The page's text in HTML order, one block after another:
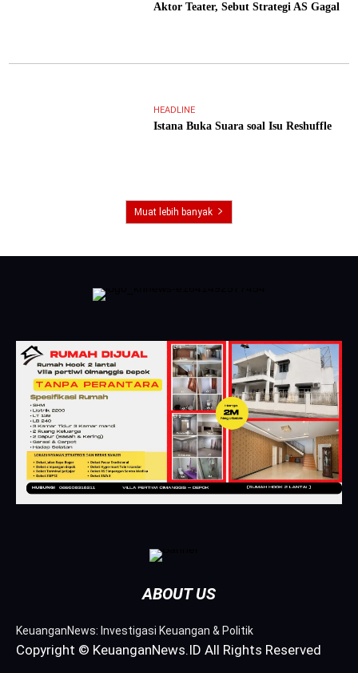
Aktor Teater, Sebut Strategi AS Gagal
HEADLINE
Istana Buka Suara soal Isu Reshuffle
Muat lebih banyak
ABOUT US
KeuanganNews: Investigasi Keuangan & Politik
Copyright © KeuanganNews.ID All Rights Reserved